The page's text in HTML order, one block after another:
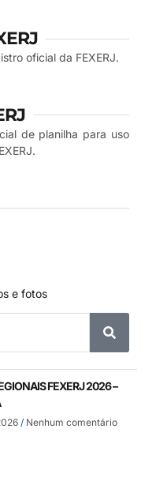
oficial da FEXERJ.
de planilha para uso
e fotos
FEXERJ 2026 –
Nenhum comentário